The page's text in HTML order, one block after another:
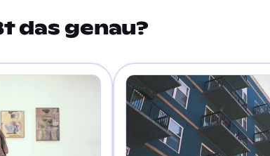
das genau?